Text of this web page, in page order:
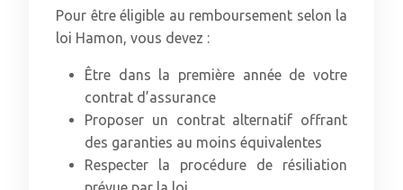
Pour être éligible au remboursement selon la
loi Hamon, vous devez :
Être dans la première année de votre
contrat d’assurance
Proposer un contrat alternatif offrant
des garanties au moins équivalentes
Respecter la procédure de résiliation